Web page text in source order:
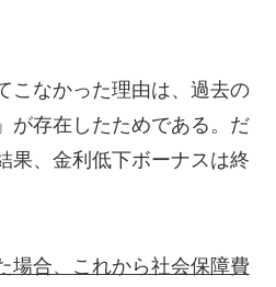
こなかった理由は、過去の
が存在したためである。だ
果、金利低下ボーナスは終
場合、これから社会保障費